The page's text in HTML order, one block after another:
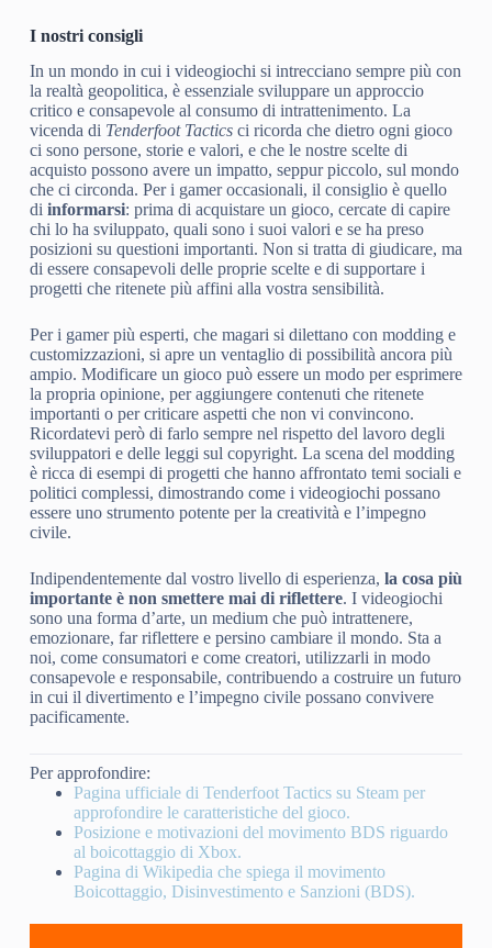
I nostri consigli
In un mondo in cui i videogiochi si intrecciano sempre più con
la realtà geopolitica, è essenziale sviluppare un approccio
critico e consapevole al consumo di intrattenimento. La
vicenda di Tenderfoot Tacticsci ricorda che dietro ogni gioco
ci sono persone, storie e valori, e che le nostre scelte di
acquisto possono avere un impatto, seppur piccolo, sul mondo
che ci circonda. Per i gamer occasionali, il consiglio è quello
di informarsi: prima di acquistare un gioco, cercate di capire
chi lo ha sviluppato, quali sono i suoi valori e se ha preso
posizioni su questioni importanti. Non si tratta di giudicare, ma
di essere consapevoli delle proprie scelte e di supportare i
progetti che ritenete più affini alla vostra sensibilità.
Per i gamer più esperti, che magari si dilettano con modding e
customizzazioni, si apre un ventaglio di possibilità ancora più
ampio. Modificare un gioco può essere un modo per esprimere
la propria opinione, per aggiungere contenuti che ritenete
importanti o per criticare aspetti che non vi convincono.
Ricordatevi però di farlo sempre nel rispetto del lavoro degli
sviluppatori e delle leggi sul copyright. La scena del modding
è ricca di esempi di progetti che hanno affrontato temi sociali e
politici complessi, dimostrando come i videogiochi possano
essere uno strumento potente per la creatività e l’impegno
civile.
Indipendentemente dal vostro livello di esperienza, la cosa più
importante è non smettere mai di riflettere. I videogiochi
sono una forma d’arte, un medium che può intrattenere,
emozionare, far riflettere e persino cambiare il mondo. Sta a
noi, come consumatori e come creatori, utilizzarli in modo
consapevole e responsabile, contribuendo a costruire un futuro
in cui il divertimento e l’impegno civile possano convivere
pacificamente.
Per approfondire:
Pagina ufficiale di Tenderfoot Tactics su Steam per
approfondire le caratteristiche del gioco.
Posizione e motivazioni del movimento BDS riguardo
al boicottaggio di Xbox.
Pagina di Wikipedia che spiega il movimento
Boicottaggio, Disinvestimento e Sanzioni (BDS).